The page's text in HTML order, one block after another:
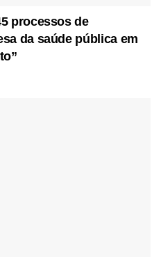
processos de
da saúde pública em